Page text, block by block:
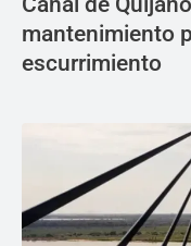
mantenimiento
escurrimiento